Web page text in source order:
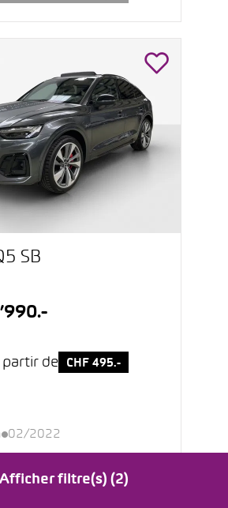
Afficher filtre(s) (2)
SB
partir de CHF 495.-
02/2022